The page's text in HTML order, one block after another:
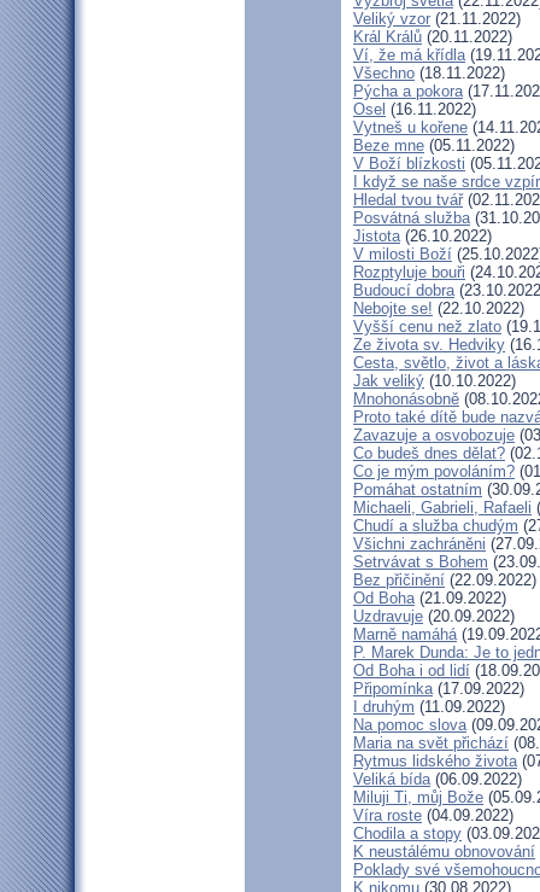
Veliký vzor (21.11.2022)
Král Králů (20.11.2022)
Ví, že má křídla
Všechno (18.11.2022)
Pýcha a pokora
Osel (16.11.2022)
Vytneš u kořene
Beze mne (05.11.2022)
V Boží blízkosti
I když se naše srdce
Hledal tvou tvář
Posvátná služba
Jistota(26.10.2022)
V milosti Boží
Rozptyluje bouři
Budoucí dobra
Nebojte se! (22.10.2022)
Vyšší cenu než zlato
Ze života sv. Hedviky
Cesta, světlo, život a
Jak veliký (10.10.2022)
Mnohonásobně
Proto také dítě bude
Zavazuje a osvobozuje
Co budeš dnes dělat?
Co je mým povoláním?
Pomáhat ostatním
Michaeli, Gabrieli, Rafaeli
Chudí a služba chudým
Všichni zachráněni
Setrvávat s Bohem
Bez přičinění (22.09.2022)
Od Boha(21.09.2022)
Uzdravuje (20.09.2022)
Marně namáhá
P. Marek Dunda: Je to
Od Boha i od lidí
Připomínka(17.09.2022)
I druhým (11.09.2022)
Na pomoc slova
Maria na svět přichází
Rytmus lidského života
Veliká bída(06.09.2022)
Miluji Ti, můj Bože
Víra roste (04.09.2022)
Chodila a stopy
K neustálému obnovování
Poklady své
K nikomu (30.08.2022)